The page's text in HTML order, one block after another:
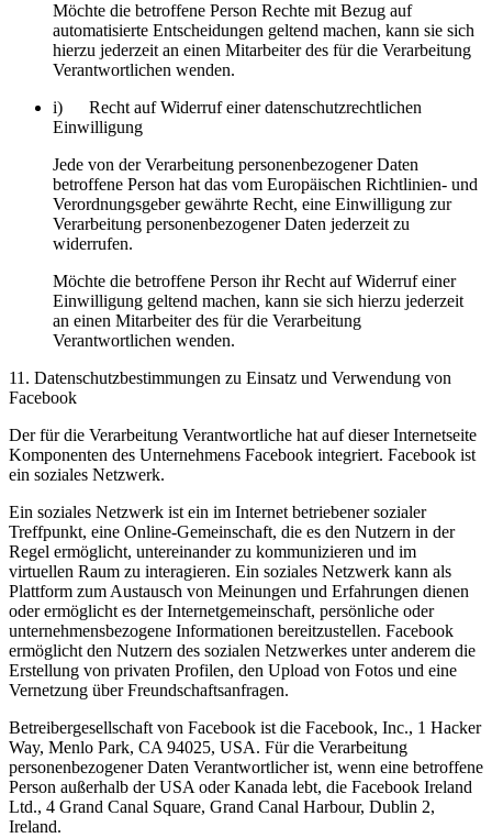
Möchte die betroffene Person Rechte mit Bezug auf
automatisierte Entscheidungen geltend machen, kann sie sich
hierzu jederzeit an einen Mitarbeiter des für die Verarbeitung
Verantwortlichen wenden.
i) Recht auf Widerruf einer datenschutzrechtlichen
Einwilligung
Jede von der Verarbeitung personenbezogener Daten
betroffene Person hat das vom Europäischen Richtlinien- und
Verordnungsgeber gewährte Recht, eine Einwilligung zur
Verarbeitung personenbezogener Daten jederzeit zu
widerrufen.
Möchte die betroffene Person ihr Recht auf Widerruf einer
Einwilligung geltend machen, kann sie sich hierzu jederzeit
an einen Mitarbeiter des für die Verarbeitung
Verantwortlichen wenden.
11. Datenschutzbestimmungen zu Einsatz und Verwendung von
Facebook
Der für die Verarbeitung Verantwortliche hat auf dieser Internetseite
Komponenten des Unternehmens Facebook integriert. Facebook ist
ein soziales Netzwerk.
Ein soziales Netzwerk ist ein im Internet betriebener sozialer
Treffpunkt, eine Online-Gemeinschaft, die es den Nutzern in der
Regel ermöglicht, untereinander zu kommunizieren und im
virtuellen Raum zu interagieren. Ein soziales Netzwerk kann als
Plattform zum Austausch von Meinungen und Erfahrungen dienen
oder ermöglicht es der Internetgemeinschaft, persönliche oder
unternehmensbezogene Informationen bereitzustellen. Facebook
ermöglicht den Nutzern des sozialen Netzwerkes unter anderem die
Erstellung von privaten Profilen, den Upload von Fotos und eine
Vernetzung über Freundschaftsanfragen.
Betreibergesellschaft von Facebook ist die Facebook, Inc., 1 Hacker
Way, Menlo Park, CA 94025, USA. Für die Verarbeitung
personenbezogener Daten Verantwortlicher ist, wenn eine betroffene
Person außerhalb der USA oder Kanada lebt, die Facebook Ireland
Ltd., 4 Grand Canal Square, Grand Canal Harbour, Dublin 2,
Ireland.